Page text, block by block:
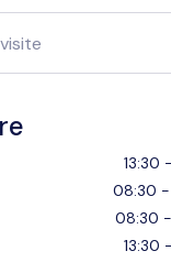
13:30
08:30 -
08:30 -
13:30